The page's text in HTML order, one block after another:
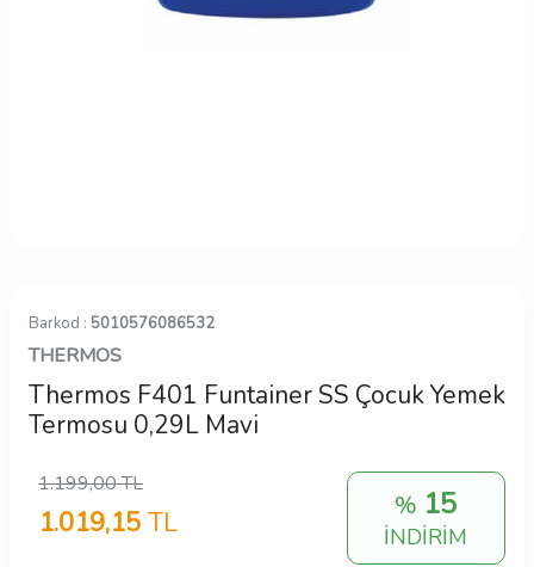
Barkod : 5010576086532
THERMOS
Thermos F401 Funtainer SS Çocuk Yemek
Termosu 0,29L Mavi
1.199,00TL
1.019,15 TL % 15
İNDİRİM